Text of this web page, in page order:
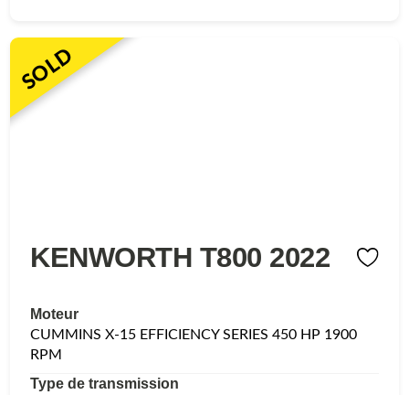
SOLD
KENWORTH T800 2022
Moteur
CUMMINS X-15 EFFICIENCY SERIES 450 HP 1900
RPM
Type de transmission